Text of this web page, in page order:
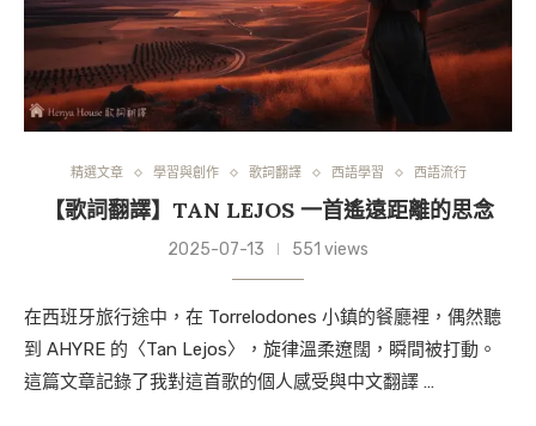
精選文章 學習與創作 歌詞翻譯 西語學習 西語流行
【歌詞翻譯】TAN LEJOS 一首遙遠距離的思念
2025-07-13 551 views
在西班牙旅行途中，在 Torrelodones 小鎮的餐廳裡，偶然聽
到 AHYRE 的〈Tan Lejos〉，旋律溫柔遼闊，瞬間被打動。
這篇文章記錄了我對這首歌的個人感受與中文翻譯 …